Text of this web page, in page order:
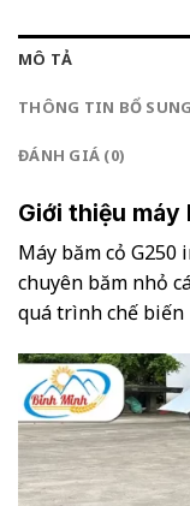
MÔ TẢ
THÔNG TIN BỔ SUNG
ĐÁNH GIÁ (0)
Giới thiệu máy
Máy băm cỏ G250
chuyên băm nhỏ
quá trình chế biến